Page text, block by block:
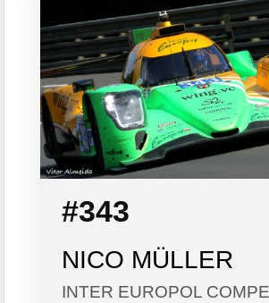
#343
NICO MÜLLER
INTER EUROPOL